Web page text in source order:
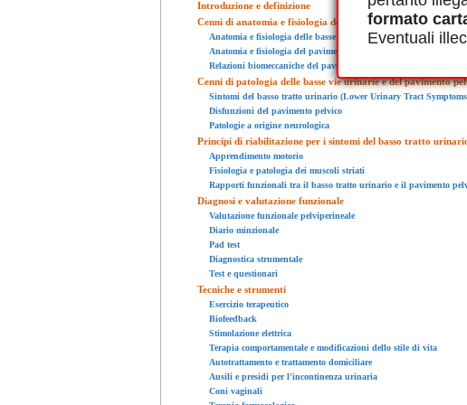
formato
Eventuali
Introduzione e definizione
Cenni di anatomia e fisiologia delle basse vie urinarie e del
Anatomia e fisiologia delle basse vie urinarie
Anatomia e fisiologia del pavimento pelvico
Relazioni biomeccaniche del pavimento pelvico con il bacino e il
Cenni di patologia delle basse vie urinarie e del pavimento
Sintomi del basso tratto urinario (Lower Urinary Tract
Disfunzioni del pavimento pelvico
Patologie a origine neurologica
Principi di riabilitazione per i sintomi del basso tratto
Apprendimento motorio
Fisiologia e patologia dei muscoli striati
Rapporti funzionali tra il basso tratto urinario e il pavimento
Diagnosi e valutazione funzionale
Valutazione funzionale pelviperineale
Diario minzionale
Pad test
Diagnostica strumentale
Test e questionari
Tecniche e strumenti
Esercizio terapeutico
Biofeedback
Stimolazione elettrica
Terapia comportamentale e modificazioni dello stile di vita
Autotrattamento e trattamento domiciliare
Ausili e presidi per l'incontinenza urinaria
Coni vaginali